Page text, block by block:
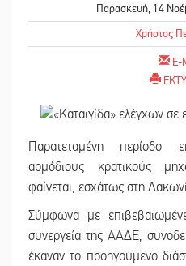
Παρασκευή, 14
Χρήστος
E-
Παρατεταμένη περίοδο
αρμόδιους κρατικούς
φαίνεται, εσχάτως στη
Σύμφωνα με
συνεργεία της ΑΑΔΕ,
έκαναν το προηγούμενο